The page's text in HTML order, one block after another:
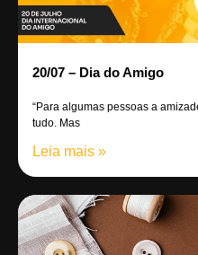
20/07 – Dia do Amigo
“Para algumas pessoas a
tudo. Mas
Leia mais »